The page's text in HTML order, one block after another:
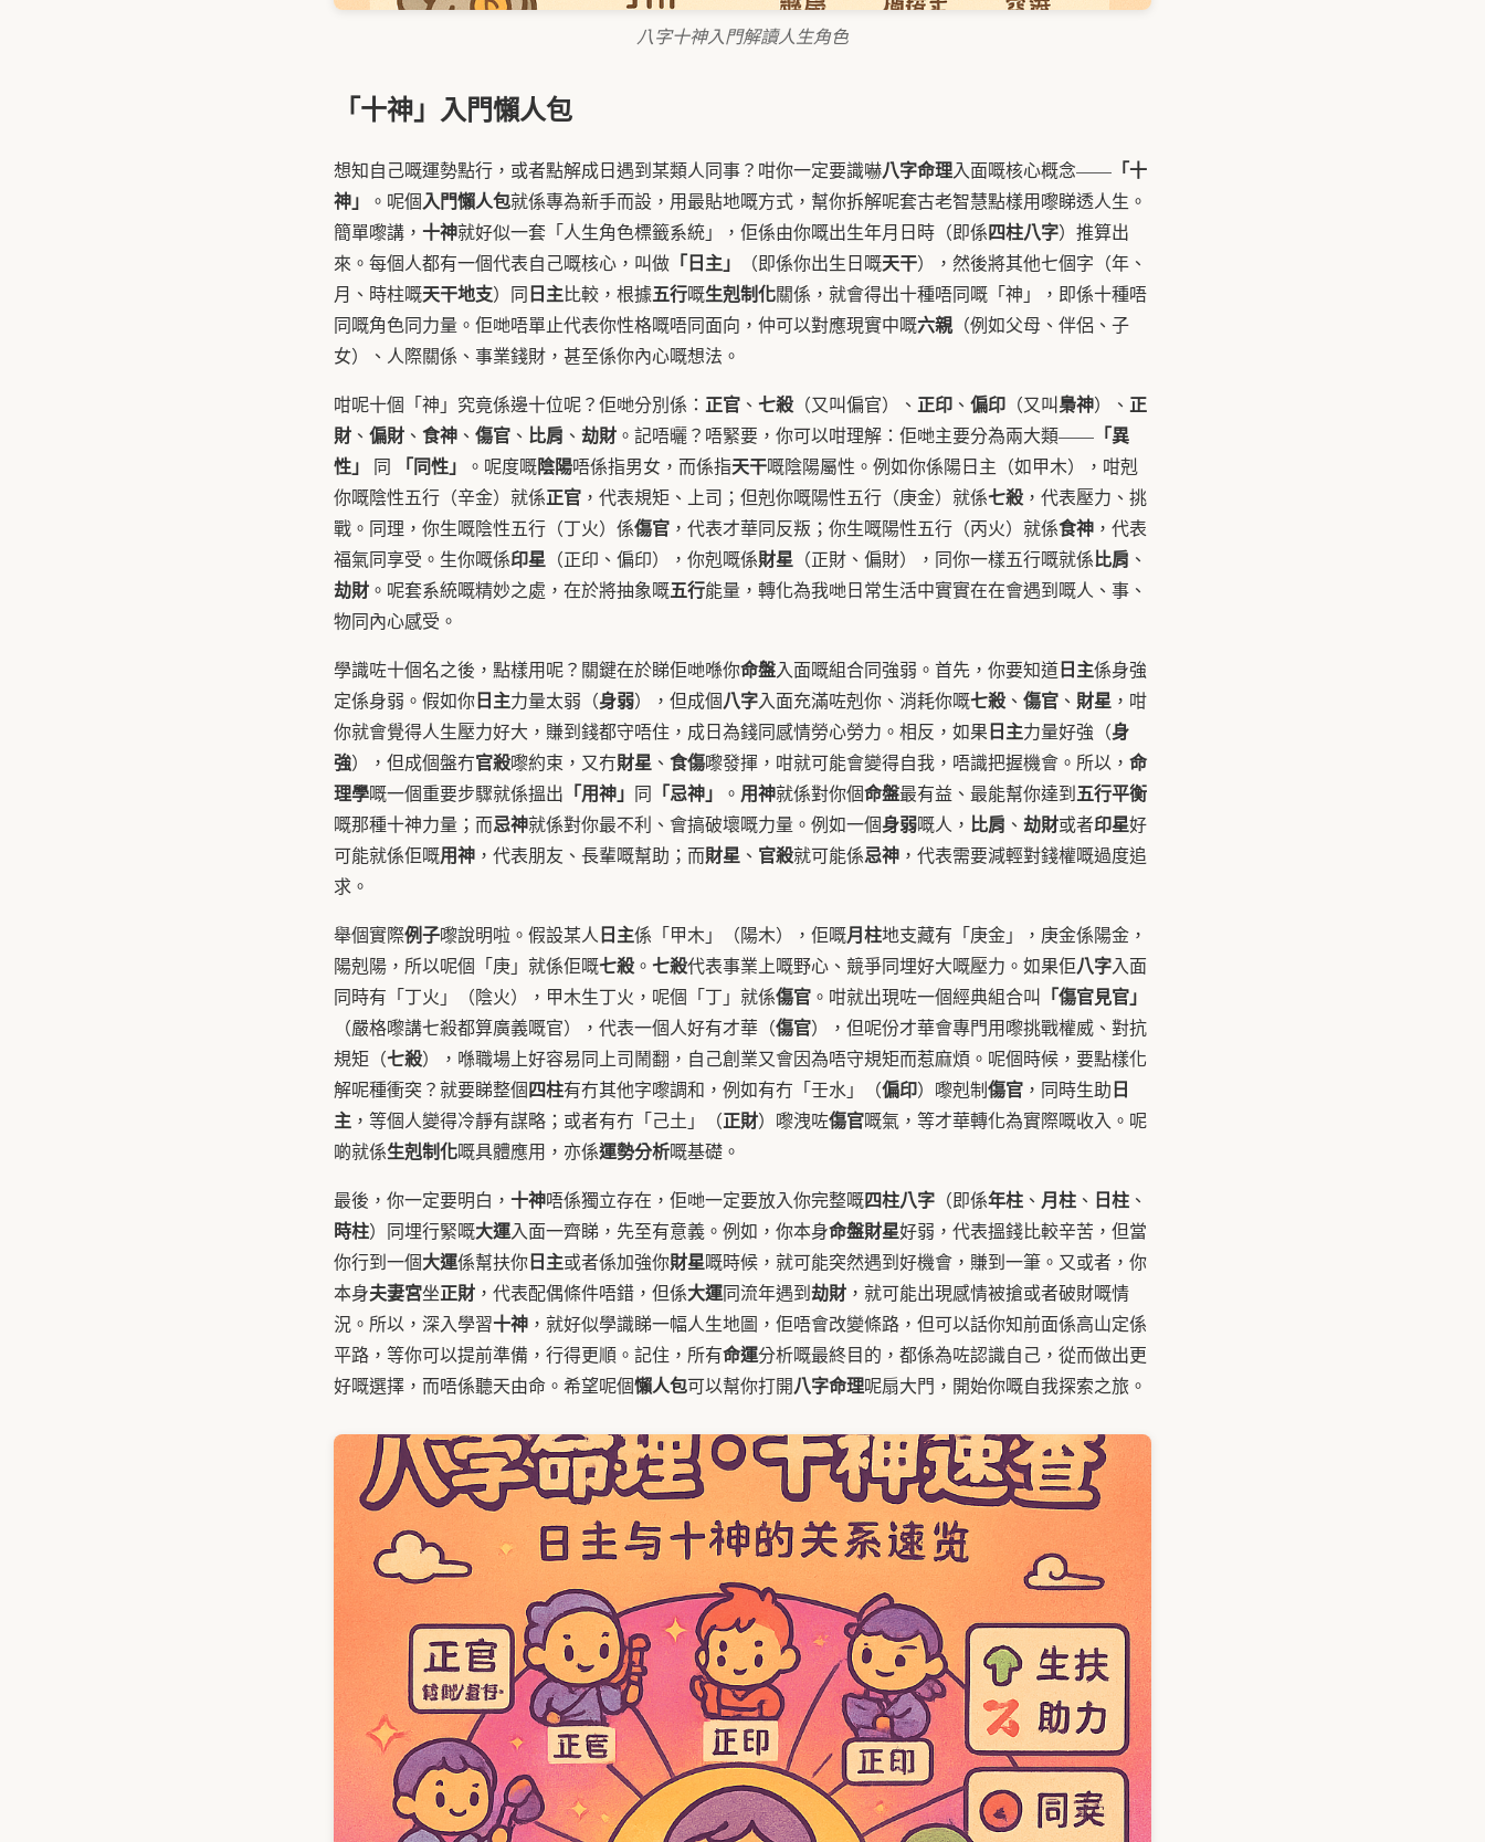
八字十神入門解讀人生角色
「十神」入門懶人包
想知自己嘅運勢點行，或者點解成日遇到某類人同事？咁你一定要識嚇八字命理入面嘅核心概念—— 「十
神」
。呢個入門懶人包就係專為新手而設，用最貼地嘅方式，幫你拆解呢套古老智慧點樣用嚟睇透人生。
簡單嚟講， 十神就好似一套「人生角色標籤系統」，佢係由你嘅出生年月日時（即係四柱八字）推算出
來。每個人都有一個代表自己嘅核心，叫做 「日主」 （即係你出生日嘅天干），然後將其他七個字（年、
月、時柱嘅天干地支）同日主比較，根據五行嘅生剋制化關係，就會得出十種唔同嘅「神」，即係十種唔
同嘅角色同力量。佢哋唔單止代表你性格嘅唔同面向，仲可以對應現實中嘅六親（例如父母、伴侶、子
女）、人際關係、事業錢財，甚至係你內心嘅想法。
咁呢十個「神」究竟係邊十位呢？佢哋分別係： 正官 、 七殺 （又叫偏官）、 正印 、 偏印 （又叫梟神）、 正
財 、 偏財 、 食神 、 傷官 、 比肩 、 劫財 。記唔曬？唔緊要，你可以咁理解：佢哋主要分為兩大類—— 「異
性」
同 「同性」 。呢度嘅陰陽唔係指男女，而係指天干嘅陰陽屬性。例如你係陽日主（如甲木），咁剋
你嘅陰性五行（辛金）就係正官 ，代表規矩、上司；但剋你嘅陽性五行（庚金）就係七殺 ，代表壓力、挑
戰。同理，你生嘅陰性五行（丁火）係傷官 ，代表才華同反叛；你生嘅陽性五行（丙火）就係食神 ，代表
福氣同享受。生你嘅係印星 （正印、偏印），你剋嘅係財星 （正財、偏財），同你一樣五行嘅就係比肩 、
劫財 。呢套系統嘅精妙之處，在於將抽象嘅五行能量，轉化為我哋日常生活中實實在在會遇到嘅人、事、
物同內心感受。
學識咗十個名之後，點樣用呢？關鍵在於睇佢哋喺你命盤入面嘅組合同強弱。首先，你要知道日主係身強
定係身弱。假如你日主力量太弱（身弱），但成個八字入面充滿咗剋你、消耗你嘅七殺 、 傷官 、 財星 ，咁
你就會覺得人生壓力好大，賺到錢都守唔住，成日為錢同感情勞心勞力。相反，如果日主力量好強（身
強），但成個盤冇官殺嚟約束，又冇財星 、 食傷嚟發揮，咁就可能會變得自我，唔識把握機會。所以， 命
理學嘅一個重要步驟就係搵出 「用神」 同 「忌神」 。 用神就係對你個命盤最有益、最能幫你達到五行平衡
嘅那種十神力量；而忌神就係對你最不利、會搞破壞嘅力量。例如一個身弱嘅人， 比肩 、 劫財或者印星好
可能就係佢嘅用神 ，代表朋友、長輩嘅幫助；而財星 、 官殺就可能係忌神 ，代表需要減輕對錢權嘅過度追
求。
舉個實際例子嚟說明啦。假設某人日主係「甲木」（陽木），佢嘅月柱地支藏有「庚金」，庚金係陽金，
陽剋陽，所以呢個「庚」就係佢嘅七殺 。 七殺代表事業上嘅野心、競爭同埋好大嘅壓力。如果佢八字入面
同時有「丁火」（陰火），甲木生丁火，呢個「丁」就係傷官 。咁就出現咗一個經典組合叫 「傷官見官」
（嚴格嚟講七殺都算廣義嘅官），代表一個人好有才華（傷官），但呢份才華會專門用嚟挑戰權威、對抗
規矩（七殺），喺職場上好容易同上司鬧翻，自己創業又會因為唔守規矩而惹麻煩。呢個時候，要點樣化
解呢種衝突？就要睇整個四柱有冇其他字嚟調和，例如有冇「壬水」（偏印）嚟剋制傷官 ，同時生助日
主 ，等個人變得冷靜有謀略；或者有冇「己土」（正財）嚟洩咗傷官嘅氣，等才華轉化為實際嘅收入。呢
啲就係生剋制化嘅具體應用，亦係運勢分析嘅基礎。
最後，你一定要明白， 十神唔係獨立存在，佢哋一定要放入你完整嘅四柱八字 （即係年柱 、 月柱 、 日柱 、
時柱）同埋行緊嘅大運入面一齊睇，先至有意義。例如，你本身命盤財星好弱，代表搵錢比較辛苦，但當
你行到一個大運係幫扶你日主或者係加強你財星嘅時候，就可能突然遇到好機會，賺到一筆。又或者，你
本身夫妻宮坐正財 ，代表配偶條件唔錯，但係大運同流年遇到劫財 ，就可能出現感情被搶或者破財嘅情
況。所以，深入學習十神 ，就好似學識睇一幅人生地圖，佢唔會改變條路，但可以話你知前面係高山定係
平路，等你可以提前準備，行得更順。記住，所有命運分析嘅最終目的，都係為咗認識自己，從而做出更
好嘅選擇，而唔係聽天由命。希望呢個懶人包可以幫你打開八字命理呢扇大門，開始你嘅自我探索之旅。